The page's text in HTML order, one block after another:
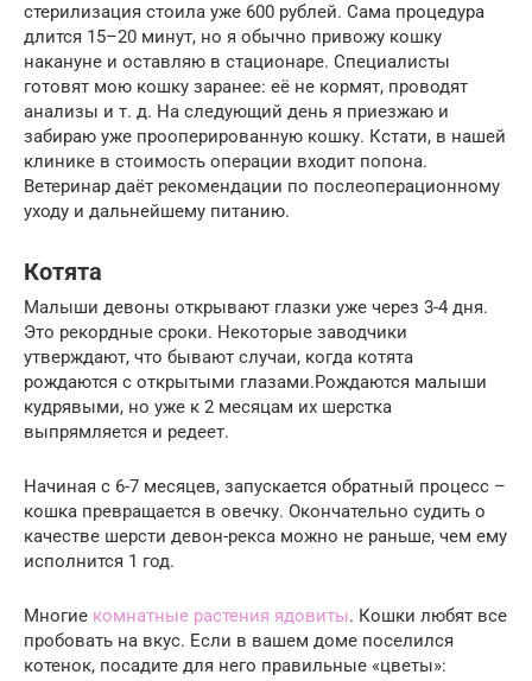
стерилизация стоила уже 600 рублей. Сама процедура
длится 15–20 минут, но я обычно привожу кошку
накануне и оставляю в стационаре. Специалисты
готовят мою кошку заранее: её не кормят, проводят
анализы и т. д. На следующий день я приезжаю и
забираю уже прооперированную кошку. Кстати, в нашей
клинике в стоимость операции входит попона.
Ветеринар даёт рекомендации по послеоперационному
уходу и дальнейшему питанию.
Котята
Малыши девоны открывают глазки уже через 3-4 дня.
Это рекордные сроки. Некоторые заводчики
утверждают, что бывают случаи, когда котята
рождаются с открытыми глазами.Рождаются малыши
кудрявыми, но уже к 2 месяцам их шерстка
выпрямляется и редеет.
Начиная с 6-7 месяцев, запускается обратный процесс –
кошка превращается в овечку. Окончательно судить о
качестве шерсти девон-рекса можно не раньше, чем ему
исполнится 1 год.
Многие комнатные растения ядовиты. Кошки любят все
пробовать на вкус. Если в вашем доме поселился
котенок, посадите для него правильные «цветы»: